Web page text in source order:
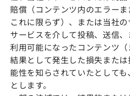
賠償（コンテンツ内のエラー
これに限らず）、または当社
サービスを介して投稿、送信
利用可能になったコンテンツ
結果として発生した損失また
能性を知らされていたとして
とします。